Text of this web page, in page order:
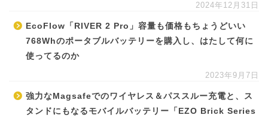
2024年12月31日
EcoFlow「RIVER 2 Pro」容量も価格もちょうどいい
768Whのポータブルバッテリーを購入し、はたして何に
使ってるのか
2023年9月7日
強力なMagsafeでのワイヤレス＆パススルー充電と、ス
タンドにもなるモバイルバッテリー「EZO Brick Series